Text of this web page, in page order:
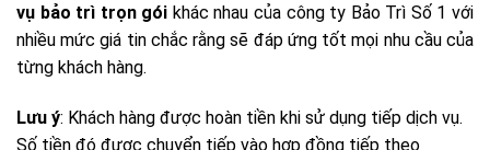
vụ bảo trì trọn gói khác nhau của công ty Bảo Trì Số 1 với
nhiều mức giá tin chắc rằng sẽ đáp ứng tốt mọi nhu cầu của
từng khách hàng.
Lưu ý: Khách hàng được hoàn tiền khi sử dụng tiếp dịch vụ.
Số tiền đó được chuyển tiếp vào hợp đồng tiếp theo